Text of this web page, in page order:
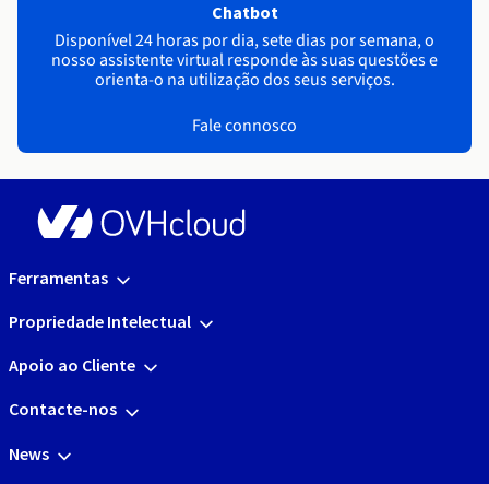
Chatbot
Disponível 24 horas por dia, sete dias por semana, o
nosso assistente virtual responde às suas questões e
orienta-o na utilização dos seus serviços.
Fale connosco
Ferramentas
Propriedade Intelectual
Apoio ao Cliente
Contacte-nos
News